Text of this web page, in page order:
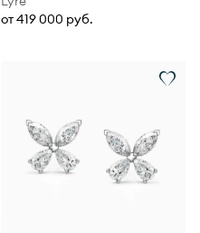
от 419 000 руб.